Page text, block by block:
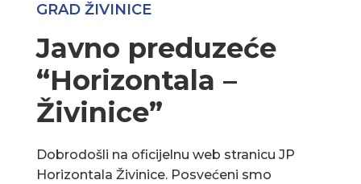
GRAD ŽIVINICE
Javno preduzeće
“Horizontala –
Živinice”
Dobrodošli na oficijelnu web stranicu JP
Horizontala Živinice. Posvećeni smo